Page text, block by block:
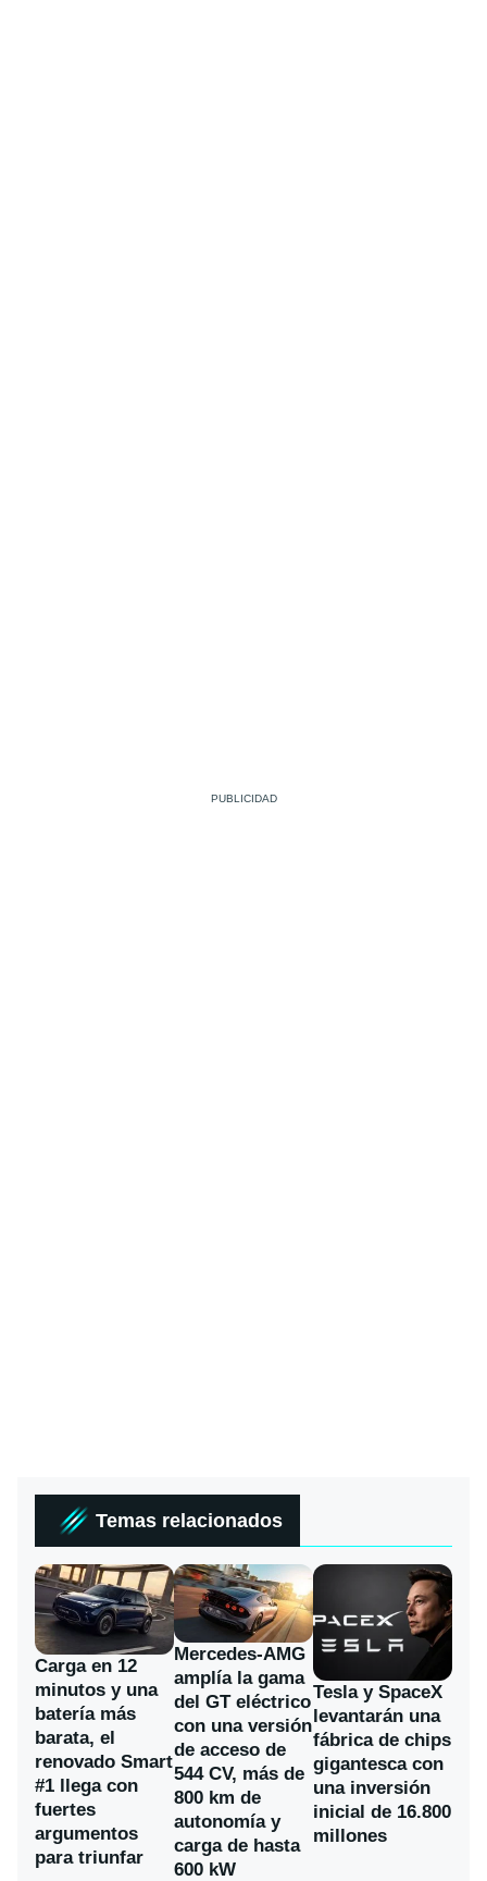
Temas relacionados
Carga en 12
minutos y una
batería más
barata, el
renovado Smart
#1 llega con
fuertes
argumentos
para triunfar
Mercedes-AMG
amplía la gama
del GT eléctrico
con una versión
de acceso de
544 CV, más de
800 km de
autonomía y
carga de hasta
600 kW
Tesla y SpaceX
levantarán una
fábrica de chips
gigantesca con
una inversión
inicial de 16.800
millones